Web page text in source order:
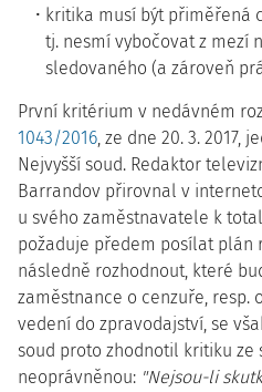
kritika musí být přiměřená
tj. nesmí vybočovat z mezí
sledovaného (a zároveň
První kritérium v nedávném
1043/2016, ze dne 20. 3. 2017,
Nejvyšší soud. Redaktor
Barrandov přirovnal v
u svého zaměstnavatele k
požaduje předem posílat plán
následně rozhodnout, které
zaměstnance o cenzuře, resp.
vedení do zpravodajství, se
soud proto zhodnotil kritiku ze
neoprávněnou: "Nejsou-li